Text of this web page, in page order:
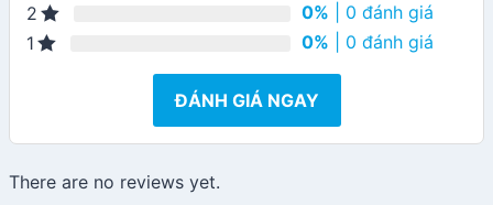
2
0% | 0 đánh giá
1
0% | 0 đánh giá
ĐÁNH GIÁ NGAY
There are no reviews yet.